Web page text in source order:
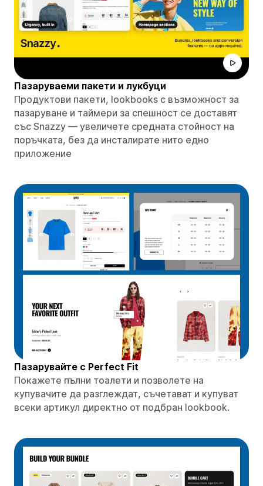
Пазаруваеми пакети и лукбуци
Продуктови пакети, lookbooks с възможност за
пазаруване и таймери за спешност се доставят
със Snazzy — увеличете средната стойност на
поръчката, без да инсталирате нито едно
приложение
Пазарувайте с Perfect Fit
Покажете пълни тоалети и позволете на
купувачите да разглеждат, съчетават и купуват
всеки артикул директно от подбран lookbook.